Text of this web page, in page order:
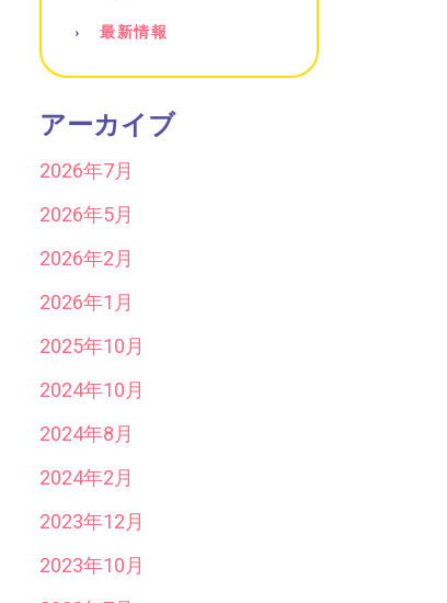
最新情報
アーカイブ
2026年7月
2026年5月
2026年2月
2026年1月
2025年10月
2024年10月
2024年8月
2024年2月
2023年12月
2023年10月